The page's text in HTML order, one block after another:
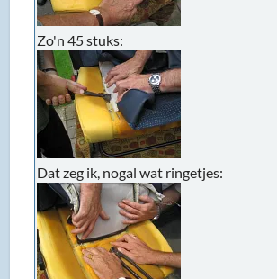
Zo'n 45 stuks:
Dat zeg ik, nogal wat ringetjes: